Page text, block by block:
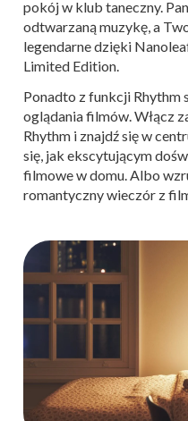
pokój w klub taneczny.
odtwarzaną muzykę, a
legendarne dzięki
Limited Edition.
Ponadto z funkcji Rhythm
oglądania filmów. Włącz
Rhythm i znajdź się w
się, jak ekscytującym
filmowe w domu. Albo
romantyczny wieczór z